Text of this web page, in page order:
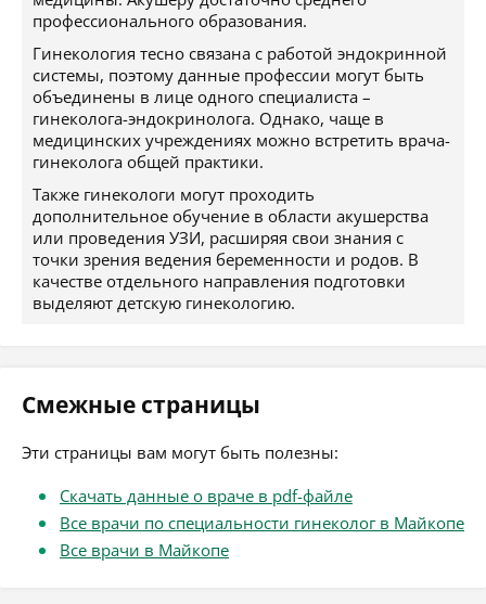
профессионального образования.
Гинекология тесно связана с работой эндокринной
системы, поэтому данные профессии могут быть
объединены в лице одного специалиста –
гинеколога-эндокринолога. Однако, чаще в
медицинских учреждениях можно встретить врача-
гинеколога общей практики.
Также гинекологи могут проходить
дополнительное обучение в области акушерства
или проведения УЗИ, расширяя свои знания с
точки зрения ведения беременности и родов. В
качестве отдельного направления подготовки
выделяют детскую гинекологию.
Смежные страницы
Эти страницы вам могут быть полезны:
Скачать данные о враче в pdf-файле
Все врачи по специальности гинеколог в Майкопе
Все врачи в Майкопе